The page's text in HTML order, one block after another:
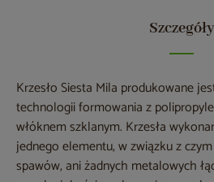
Szczegóły
Krzesło Siesta Mila produkowane
technologii formowania z
włóknem szklanym. Krzesła
jednego elementu, w związku z
spawów, ani żadnych metalowych